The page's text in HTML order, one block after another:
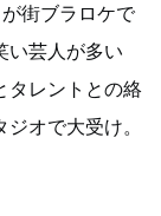
街ブラロケで
い芸人が多い
タレントとの絡
オで大受け。